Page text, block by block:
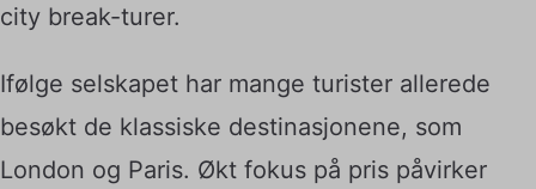
city break-turer.
Ifølge selskapet har mange turister allerede
besøkt de klassiske destinasjonene, som
London og Paris. Økt fokus på pris påvirker